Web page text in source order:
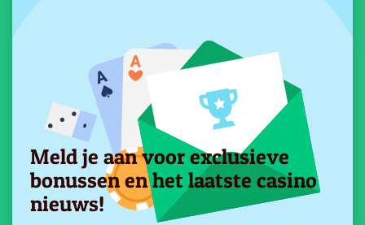
Meld je aan voor exclusieve
bonussen en het laatste casino
nieuws!